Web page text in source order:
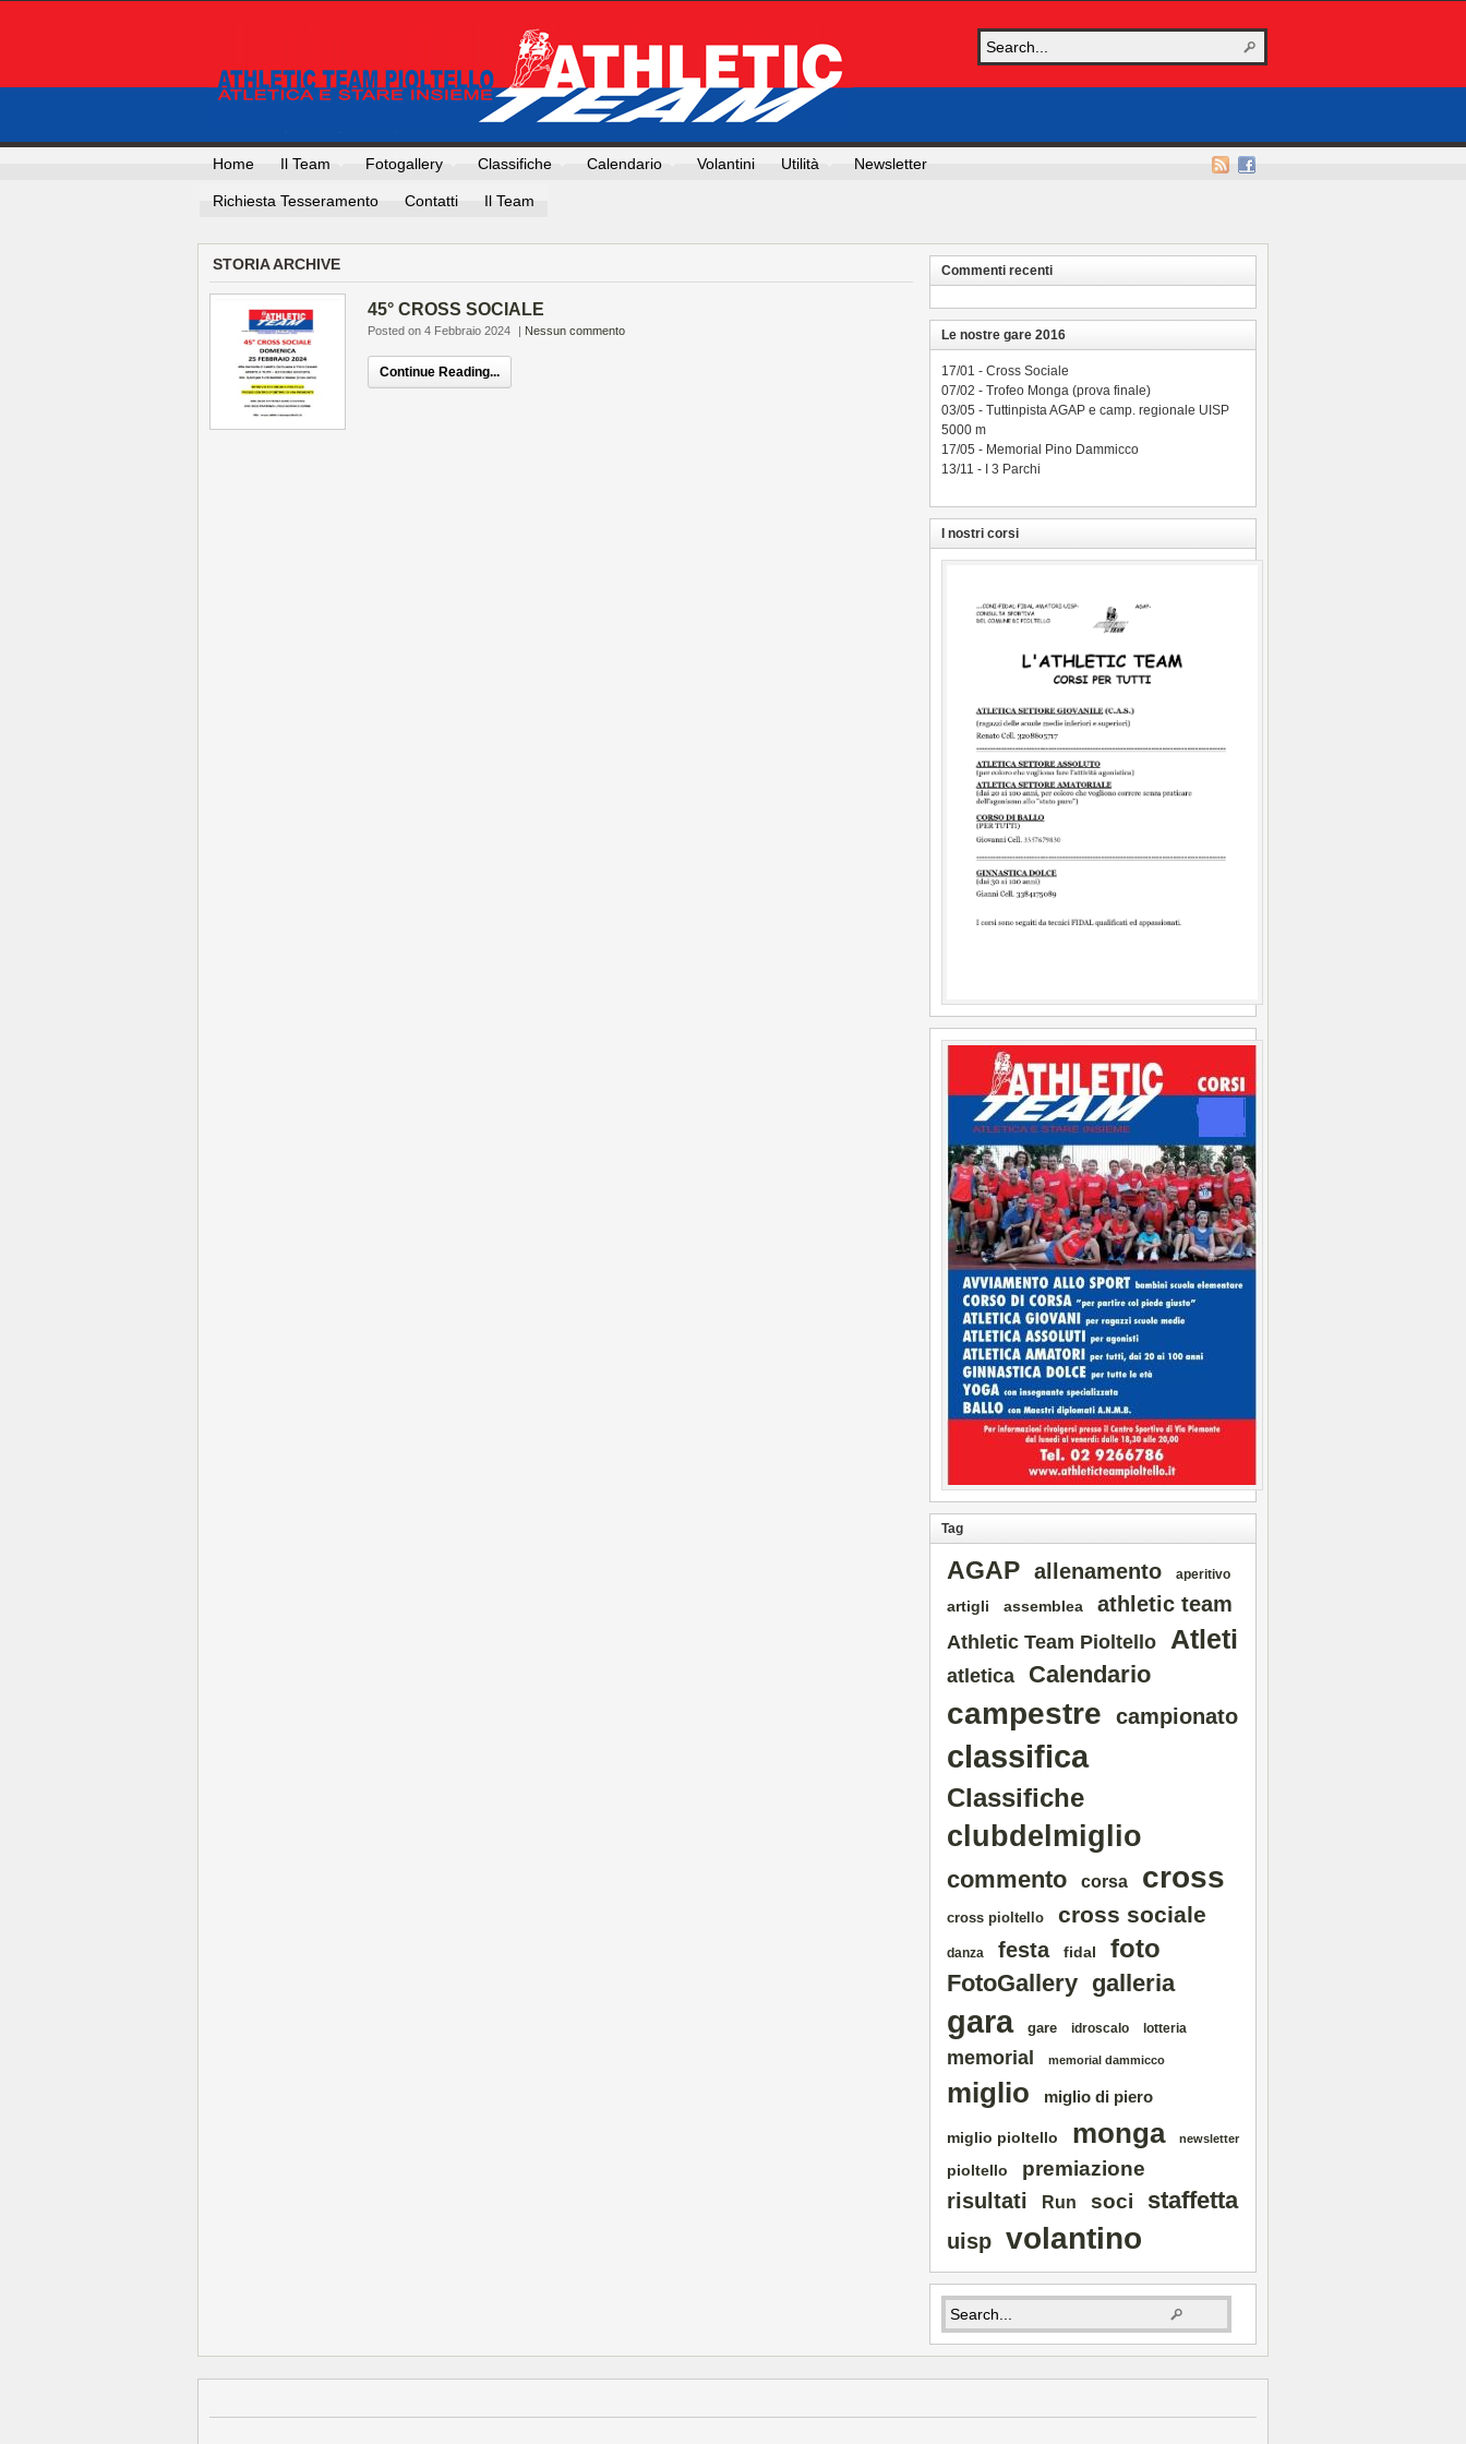
Home Il Team Fotogallery Classifiche Calendario Volantini Utilità Newsletter
Richiesta Tesseramento Contatti Il Team
STORIA ARCHIVE
45° CROSS SOCIALE
Posted on 4 Febbraio 2024 | Nessun commento
Continue Reading...
Commenti recenti
Le nostre gare 2016
17/01 - Cross Sociale
07/02 - Trofeo Monga (prova finale)
03/05 - Tuttinpista AGAP e camp. regionale UISP
5000 m
17/05 - Memorial Pino Dammicco
13/11 - I 3 Parchi
I nostri corsi
Tag
AGAP allenamento aperitivo
artigli assemblea athletic team
Athletic Team Pioltello Atleti
atletica Calendario
campestre campionato
classifica
Classifiche
clubdelmiglio
commento corsa cross
cross pioltello cross sociale
danza festa fidal foto
FotoGallery galleria
gara gare idroscalo lotteria
memorial memorial dammicco
miglio miglio di piero
miglio pioltello monga newsletter
pioltello premiazione
risultati Run soci staffetta
uisp volantino